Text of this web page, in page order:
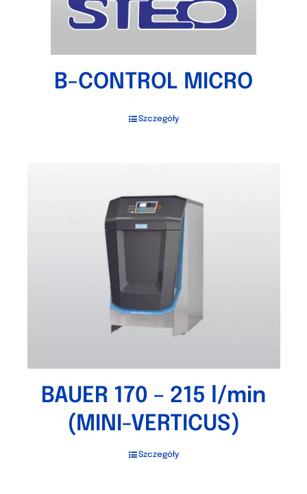
B-CONTROL MICRO
Szczegóły
BAUER 170 – 215 l/min
(MINI-VERTICUS)
Szczegóły